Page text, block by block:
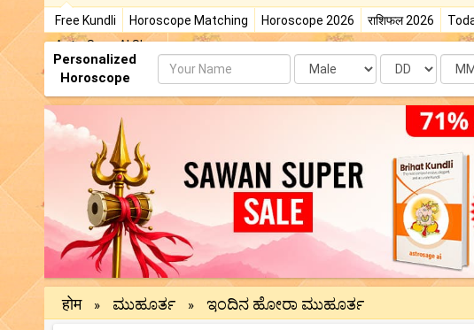
Free Kundli Horoscope Matching Horoscope 2026 राशिफल 2026
AstroSage AI Shop
Personalized
Horoscope
Name Date
होम » ಮುಹೂರ್ತ » ಇಂದಿನ ಹೋರಾ ಮುಹೂರ್ತ